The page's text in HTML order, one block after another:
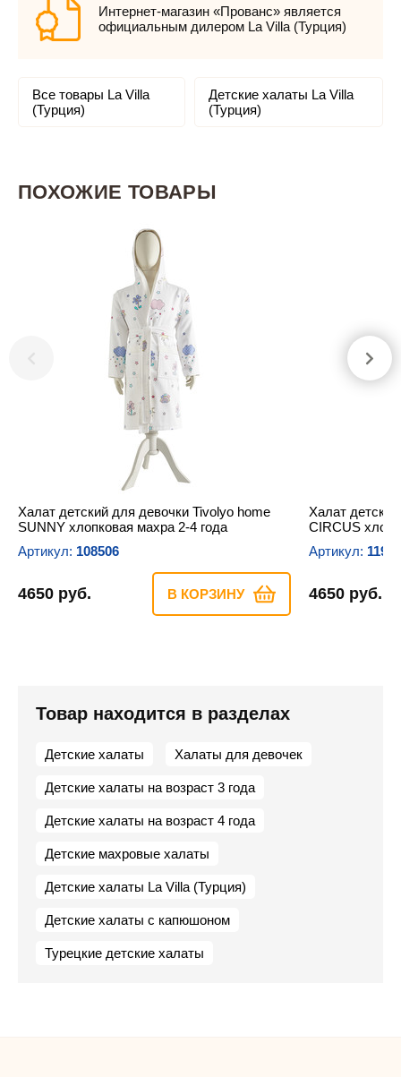
Интернет-магазин «Прованс» является
официальным дилером La Villa (Турция)
Все товары La Villa
(Турция)
Детские халаты La Villa
(Турция)
ПОХОЖИЕ ТОВАРЫ
Халат детский для девочки Tivolyo home
SUNNY хлопковая махра 2-4 года
Артикул: 108506
4650 руб. В КОРЗИНУ
Халат
CIRCUS
Артикул:
4650 руб.
Товар находится в разделах
Детские халаты Халаты для девочек
Детские халаты на возраст 3 года
Детские халаты на возраст 4 года
Детские махровые халаты
Детские халаты La Villa (Турция)
Детские халаты с капюшоном
Турецкие детские халаты